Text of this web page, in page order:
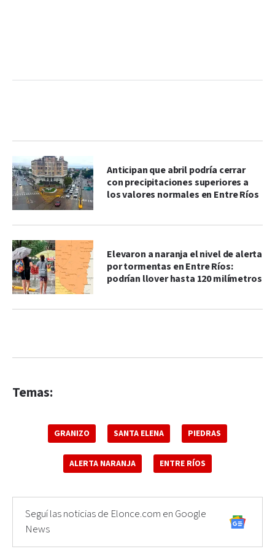
Anticipan que abril podría cerrar
con precipitaciones superiores a
los valores normales en Entre Ríos
Elevaron a naranja el nivel de alerta
por tormentas en Entre Ríos:
podrían llover hasta 120 milímetros
Temas:
GRANIZO SANTA ELENA PIEDRAS
ALERTA NARANJA ENTRE RÍOS
Seguí las noticias de Elonce.com en Google
News